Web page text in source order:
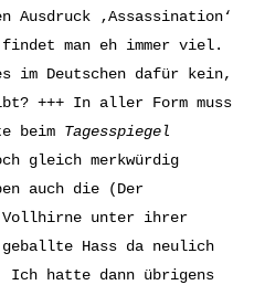
Ausdruck ‚Assassination‘
man eh immer viel.
im Deutschen dafür kein,
+++ In aller Form muss
beim Tagesspiegel
gleich merkwürdig
auch die (Der
Vollhirne unter ihrer
Hass da neulich
Ich hatte dann übrigens